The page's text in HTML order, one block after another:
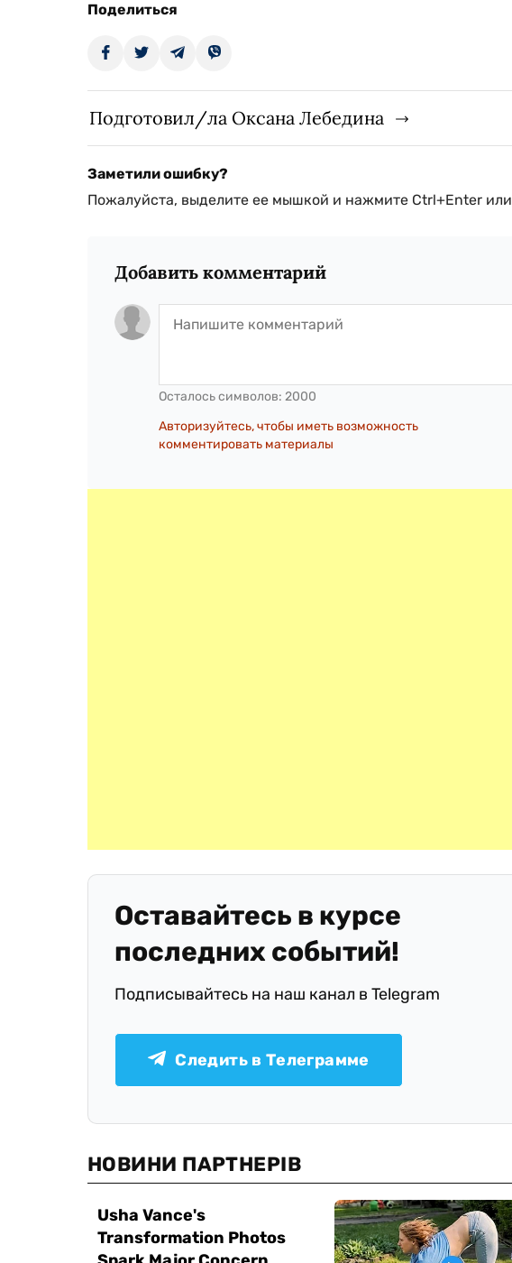
Поделиться
Подготовил/ла Оксана Лебедина
Заметили ошибку?
Пожалуйста, выделите ее мышкой и нажмите Ctrl+Enter или
Добавить комментарий
Осталось символов: 2000
Авторизуйтесь, чтобы иметь возможность
комментировать материалы
Оставайтесь в курсе
последних событий!
Подписывайтесь на наш канал в Telegram
Следить в Телеграмме